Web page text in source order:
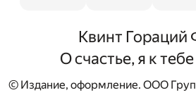
Квинт Гораций
О счастье, я к
© Издание, оформление. ООО